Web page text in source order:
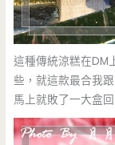
這種傳統涼糕在DM
些，就這款最合我
馬上就敗了一大盒